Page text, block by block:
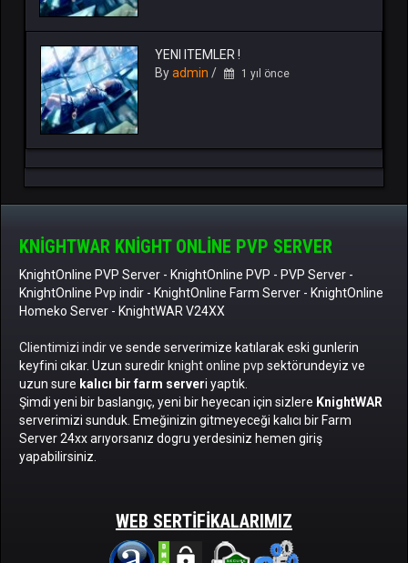
YENI ITEMLER !
Byadmin / 1 yıl önce
KNIGHTWAR KNIGHT ONLINE PVP SERVER
KnightOnline PVP Server - KnightOnline PVP - PVP Server -
KnightOnline Pvp indir - KnightOnline Farm Server - KnightOnline
Homeko Server - KnightWAR V24XX
Clientimizi indirve sende serverimize katılarak eski gunlerin
keyfini cıkar. Uzun suredirknight online pvp sektörundeyiz ve
uzun sure kalıcı bir farm serveri yaptık.
Şimdi yeni bir baslangıç, yeni bir heyecan için sizlere KnightWAR
serverimizi sunduk. Emeğinizin gitmeyeceği kalıcı bir Farm
Server 24xx arıyorsanız dogru yerdesiniz hemen giriş
yapabilirsiniz.
WEB SERTIFIKALARIMIZ